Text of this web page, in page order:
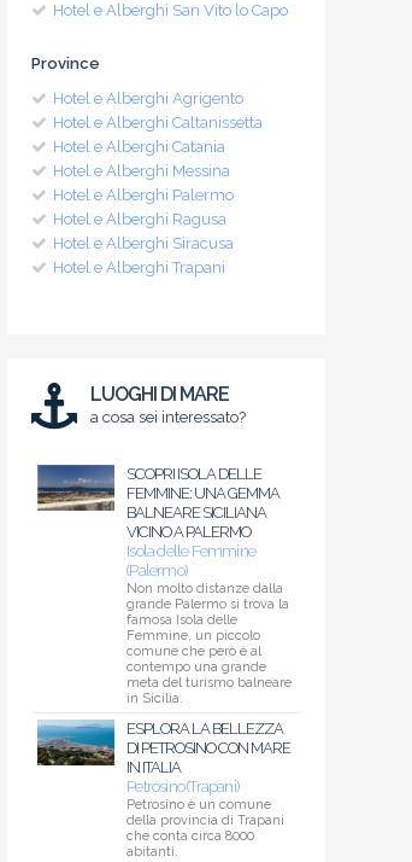
Hotel e Alberghi San Vito lo Capo
Province
Hotel e Alberghi Agrigento
Hotel e Alberghi Caltanissetta
Hotel e Alberghi Catania
Hotel e Alberghi Messina
Hotel e Alberghi Palermo
Hotel e Alberghi Ragusa
Hotel e Alberghi Siracusa
Hotel e Alberghi Trapani
LUOGHI DI MARE
a cosa sei interessato?
SCOPRI ISOLA DELLE
FEMMINE: UNA GEMMA
BALNEARE SICILIANA
VICINO A PALERMO
Isola delle Femmine
(Palermo)
Non molto distanze dalla
grande Palermo si trova la
famosa Isola delle
Femmine, un piccolo
comune che però è al
contempo una grande
meta del turismo balneare
in Sicilia.
ESPLORA LA BELLEZZA
DI PETROSINO CON MARE
IN ITALIA
Petrosino (Trapani)
Petrosino è un comune
della provincia di Trapani
che conta circa 8000
abitanti.